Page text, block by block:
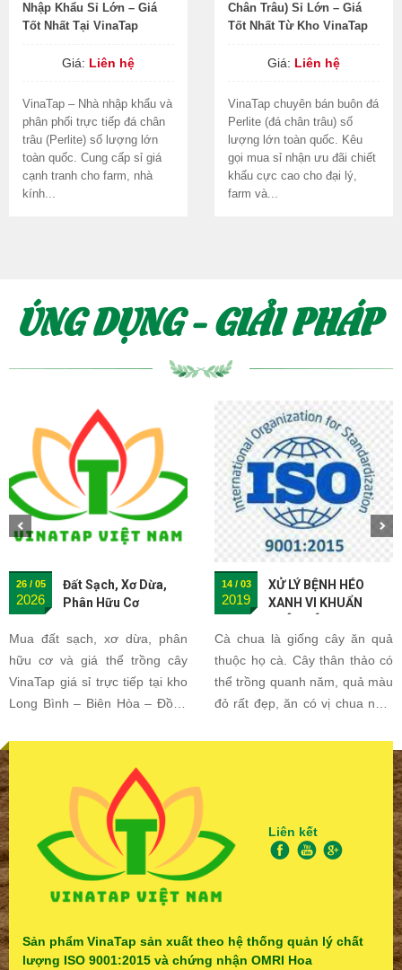
Nhập Khẩu Sỉ Lớn – Giá
Tốt Nhất Tại VinaTap
Giá: Liên hệ
VinaTap – Nhà nhập khẩu và
phân phối trực tiếp đá chân
trâu (Perlite) số lượng lớn
toàn quốc. Cung cấp sỉ giá
cạnh tranh cho farm, nhà
kính...
Chân Trâu) Sỉ Lớn – Giá
Tốt Nhất Từ Kho VinaTap
Giá: Liên hệ
VinaTap chuyên bán buôn đá
Perlite (đá chân trâu) số
lượng lớn toàn quốc. Kêu
gọi mua sỉ nhận ưu đãi chiết
khấu cực cao cho đại lý,
farm và...
ÚNG DỤNG - GIẢI PHÁP
26 / 05
2026
Đất Sạch, Xơ Dừa,
Phân Hữu Cơ
nhà máy Đồng Tháp,
Kho Đồng Nai, Hà Nội
Mua đất sạch, xơ dừa, phân
hữu cơ và giá thể trồng cây
VinaTap giá sỉ trực tiếp tại kho
Long Bình – Biên Hòa – Đồng
14 / 03
2019
XỬ LÝ BỆNH HÉO
XANH VI KHUẨN
Cà chua là giống cây ăn quả
thuộc họ cà. Cây thân thảo có
thể trồng quanh năm, quả màu
đỏ rất đẹp, ăn có vị chua nhẹ.
Liên kết
Sản phẩm VinaTap sản xuất theo hệ thống quản lý chất
lượng ISO 9001:2015 và chứng nhận OMRI Hoa